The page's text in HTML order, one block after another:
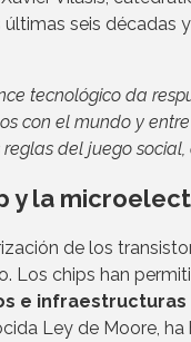
últimas seis décadas
tecnológico da
con el mundo y
reglas del juego
y la
de los
Los chips han
e infraestructuras
Ley de Moore,